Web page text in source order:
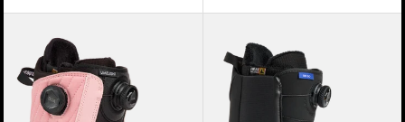
Boots
snowboard
Boots
snowboard